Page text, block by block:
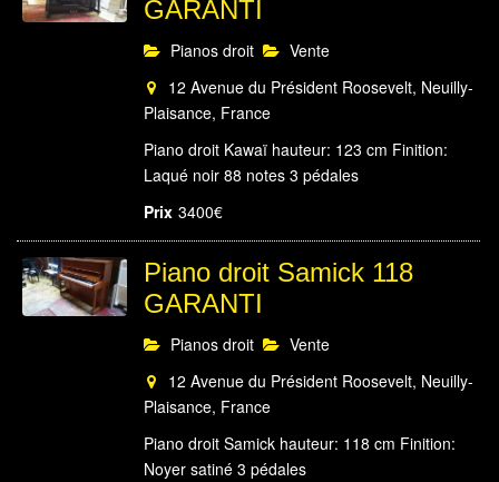
GARANTI
Pianos droit
Vente
12 Avenue du Président Roosevelt, Neuilly-
Plaisance, France
Piano droit Kawaï hauteur: 123 cm Finition:
Laqué noir 88 notes 3 pédales
Prix 3400€
Piano droit Samick 118
GARANTI
Pianos droit
Vente
12 Avenue du Président Roosevelt, Neuilly-
Plaisance, France
Piano droit Samick hauteur: 118 cm Finition:
Noyer satiné 3 pédales